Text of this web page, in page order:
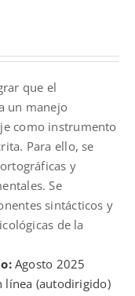
que el
un manejo
como instrumento
Para ello, se
y
Se
sintácticos y
de la
Agosto 2025
línea (autodirigido)